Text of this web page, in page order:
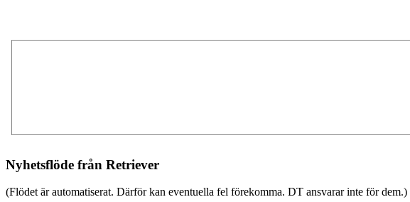
Nyhetsflöde från Retriever
(Flödet är automatiserat. Därför kan eventuella fel förekomma. DT ansvarar inte för dem.)